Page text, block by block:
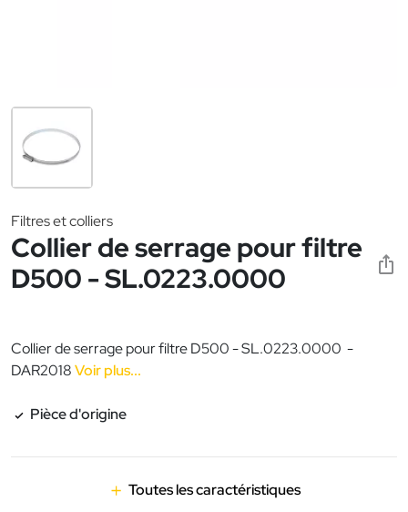
Filtres et colliers
Collier de serrage pour filtre
D500 - SL.0223.0000
Collier de serrage pour filtre D500 - SL.0223.0000 -
DAR2018Voir plus...
Pièce d'origine
Toutes les caractéristiques